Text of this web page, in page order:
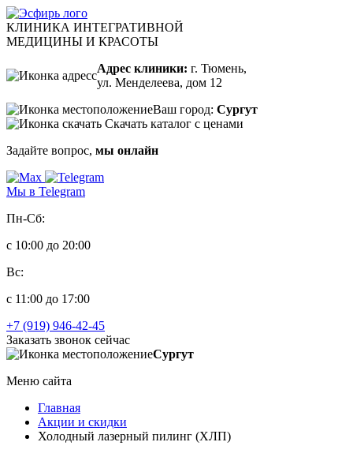
КЛИНИКА ИНТЕГРАТИВНОЙ
МЕДИЦИНЫ И КРАСОТЫ
Адрес клиники: г. Тюмень,
ул. Менделеева, дом 12
Ваш город: Сургут
Скачать каталог с ценами
Задайте вопрос, мы онлайн
Мы в Telegram
Пн-Сб:
с 10:00 до 20:00
Вс:
с 11:00 до 17:00
+7 (919) 946-42-45
Заказать звонок сейчас
Сургут
Меню сайта
Главная
Акции и скидки
Холодный лазерный пилинг (ХЛП)